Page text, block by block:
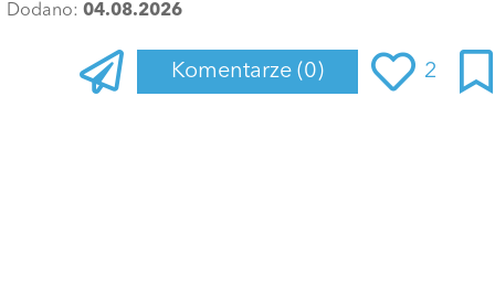
Dodano: 04.08.2026
Komentarze (0) 2